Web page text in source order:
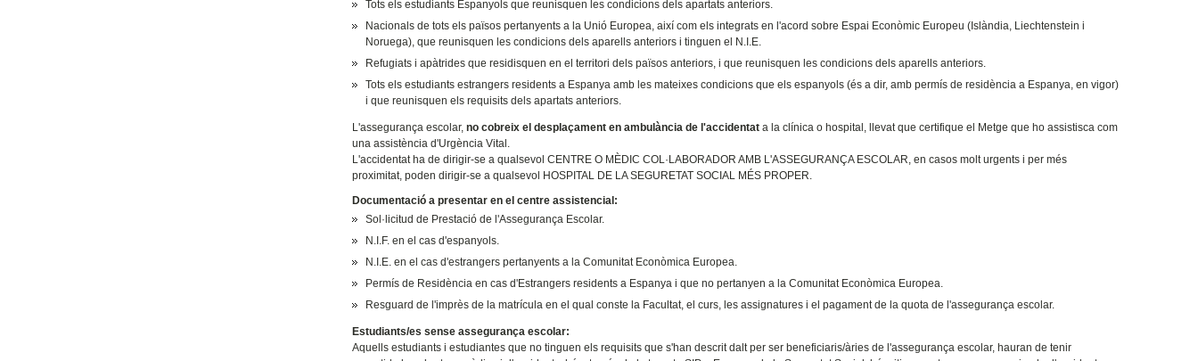
Tots els estudiants Espanyols que reunisquen les condicions dels apartats anteriors.
Nacionals de tots els països pertanyents a la Unió Europea, així com els integrats en l'acord sobre Espai Econòmic Europeu (Islàndia, Liechtenstein i
Noruega), que reunisquen les condicions dels aparells anteriors i tinguen el N.I.E.
Refugiats i apàtrides que residisquen en el territori dels països anteriors, i que reunisquen les condicions dels aparells anteriors.
Tots els estudiants estrangers residents a Espanya amb les mateixes condicions que els espanyols (és a dir, amb permís de residència a Espanya, en vigor)
i que reunisquen els requisits dels apartats anteriors.
L'assegurança escolar, no cobreix el desplaçament en ambulància de l'accidentata la clínica o hospital, llevat que certifique el Metge que ho assistisca com
una assistència d'Urgència Vital.
L'accidentat ha de dirigir-se a qualsevol CENTRE O MÈDIC COL·LABORADOR AMB L'ASSEGURANÇA ESCOLAR, en casos molt urgents i per més
proximitat, poden dirigir-se a qualsevol HOSPITAL DE LA SEGURETAT SOCIAL MÉS PROPER.
Documentació a presentar en el centre assistencial:
Sol·licitud de Prestació de l'Assegurança Escolar.
N.I.F. en el cas d'espanyols.
N.I.E. en el cas d'estrangers pertanyents a la Comunitat Econòmica Europea.
Permís de Residència en cas d'Estrangers residents a Espanya i que no pertanyen a la Comunitat Econòmica Europea.
Resguard de l'imprès de la matrícula en el qual conste la Facultat, el curs, les assignatures i el pagament de la quota de l'assegurança escolar.
Estudiants/es sense assegurança escolar:
Aquells estudiants i estudiantes que no tinguen els requisits que s'han descrit dalt per ser beneficiaris/àries de l'assegurança escolar, hauran de tenir